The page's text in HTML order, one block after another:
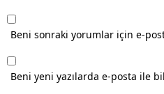
Beni sonraki yorumlar için e-
Beni yeni yazılarda e-posta ile